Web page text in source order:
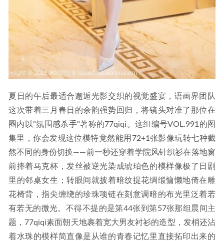
夏日的午后最适合邂逅光影交织的视觉盛宴，语画界团队
这次带着三月春日的余韵强势回归，将镜头对准了那位在
圈内以"氛围感杀手"著称的77qiqi。这组编号VOL.991的图
集里，你会发现这位模特竟然能用72+1张影像玩转七种截
然不同的身份切换——前一秒还穿着学院风针织衫在落地窗
前捧着马克杯，发丝被逆光染成琥珀色的模样像极了日剧
里的邻桌女生；转眼间就披着暗纹提花绸缎慵懒地倚在雕
花椅背，指尖缠绕的珍珠项链在刻意调暗的布光里泛着若
有若无的微光。不得不提的是第44张到第57张那组晨间主
题，77qiqi素面朝天地裹着宽大男友衬衫的造型，发梢还沾
着水珠的模样简直像是从谁的青春记忆里直接拓印出来的